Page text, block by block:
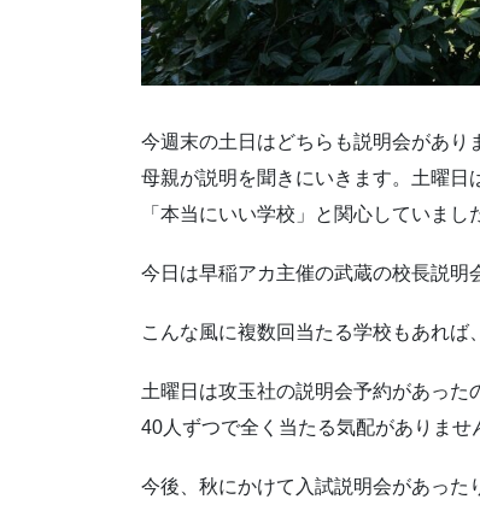
今週末の土日はどちらも説明会があり
母親が説明を聞きにいきます。土曜日
「本当にいい学校」と関心していまし
今日は早稲アカ主催の武蔵の校長説明
こんな風に複数回当たる学校もあれば
土曜日は攻玉社の説明会予約があっ
40人ずつで全く当たる気配がありませ
今後、秋にかけて入試説明会があっ